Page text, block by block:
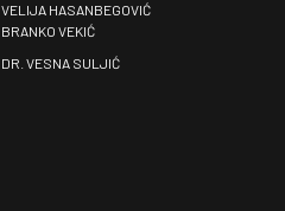
VELIJA HASANBEGOVIĆ
BRANKO VEKIĆ
DR. VESNA SULJIĆ